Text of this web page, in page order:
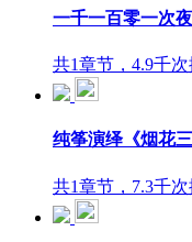
一千一百零一次
共1章节，4.9千
纯筝演绎《烟花
共1章节，7.3千